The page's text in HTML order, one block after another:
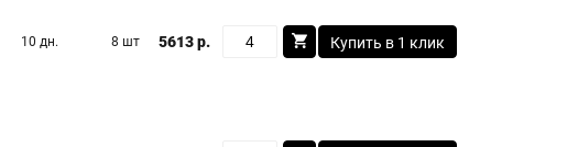
10 дн. 8 шт 5613 р. Купить в 1 клик